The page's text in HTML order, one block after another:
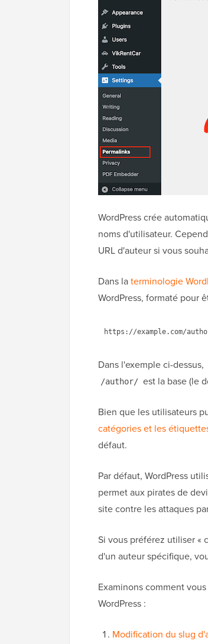
WordPress crée
noms d'utilisateur.
URL d'auteur si vous
Dans laterminologie
WordPress, formaté pour
Dans l'exemple ci-dessus,
/author/ est la base (le
Bien que les utilisateurs
catégories et les
défaut.
Par défaut, WordPress
permet aux pirates de
site contre les attaques
Si vous préférez utiliser «
d'un auteur spécifique,
Examinons comment
WordPress :
Modification du slug